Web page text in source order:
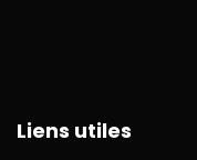
Liens utiles